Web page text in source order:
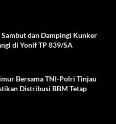
Sambut dan Dampingi Kunker
di Yonif TP 839/SA
Bersama TNI-Polri Tinjau
Distribusi BBM Tetap